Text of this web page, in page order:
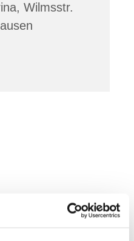
Wilmsstr.